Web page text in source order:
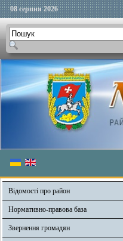
08 серпня 2026
Відомості про район
Нормативно-правова база
Звернення громадян